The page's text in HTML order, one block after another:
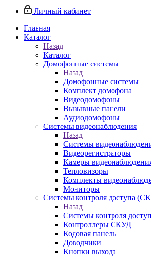
Личный кабинет
Главная
Каталог
Назад
Каталог
Домофонные системы
Назад
Домофонные системы
Комплект домофона
Видеодомофоны
Вызывные панели
Аудиодомофоны
Системы видеонаблюдения
Назад
Системы
Видеорегистраторы
Камеры
Тепловизоры
Комплекты
Мониторы
Системы контроля доступа
Назад
Системы контроля
Контроллеры СКУД
Кодовая панель
Доводчики
Кнопки выхода